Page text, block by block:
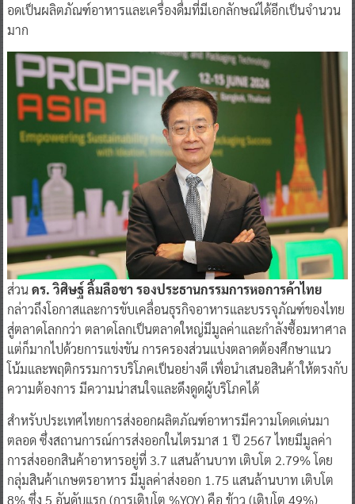
อดเป็นผลิตภัณฑ์อาหารและเครื่องดื่มที่มีเอกลักษณ์ได้อีกเป็นจำนวน
มาก
ส่วนดร. วิศิษฐ์ ลิ้มลือชา รองประธานกรรมการหอการค้าไทย
กล่าวถึงโอกาสและการขับเคลื่อนธุรกิจอาหารและบรรจุภัณฑ์ของไทย
สู่ตลาดโลกกว่า ตลาดโลกเป็นตลาดใหญ่มีมูลค่าและกำลังซื้อมหาศาล
แต่ก็มากไปด้วยการแข่งขัน การครองส่วนแบ่งตลาดต้องศึกษาแนว
โน้มและพฤติกรรมการบริโภคเป็นอย่างดี เพื่อนำเสนอสินค้าให้ตรงกับ
ความต้องการ มีความน่าสนใจและดึงดูดผู้บริโภคได้
สำหรับประเทศไทยการส่งออกผลิตภัณฑ์อาหารมีความโดดเด่นมา
ตลอด ซึ่งสถานการณ์การส่งออกในไตรมาส 1 ปี 2567 ไทยมีมูลค่า
การส่งออกสินค้าอาหารอยู่ที่ 3.7 แสนล้านบาท เติบโต 2.79% โดย
กลุ่มสินค้าเกษตรอาหาร มีมูลค่าส่งออก 1.75 แสนล้านบาท เติบโต
8% ซึ่ง 5 อันดับแรก (การเติบโต %YOY) คือ ข้าว (เติบโต 49%)